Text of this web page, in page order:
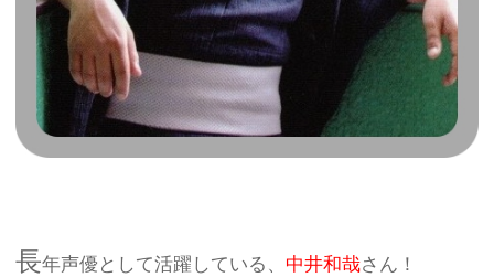
長年声優として活躍している、 中井和哉さん！